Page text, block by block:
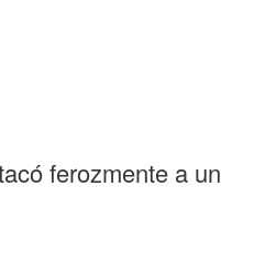
ferozmente a un